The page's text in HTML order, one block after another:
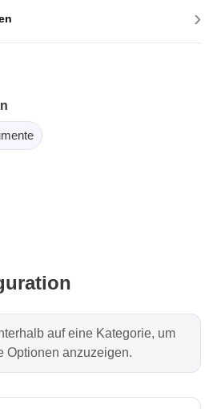
›
auf eine Kategorie, um
Optionen anzuzeigen.